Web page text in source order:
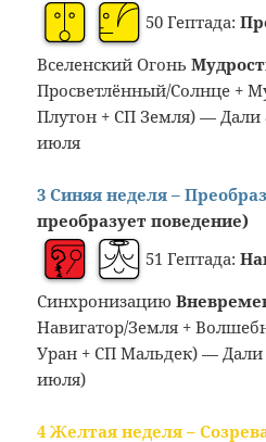
50 Гептада:
Вселенский Огонь
Просветлённый/Солнце +
Плутон + СП Земля) — Дали
июля
3 Синяя неделя –
преобразует поведение)
51 Гептада:
Синхронизацию
Навигатор/Земля +
Уран + СП Мальдек) — Дали
июля)
4 Желтая неделя –